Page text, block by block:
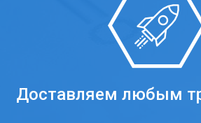
Доставляем любым